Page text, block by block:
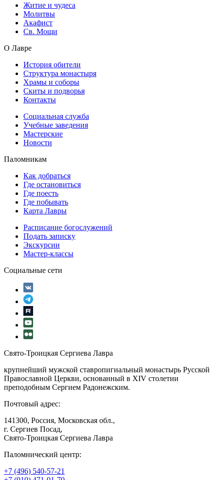
Житие и чудеса
Молитвы
Акафист
Св. Мощи
О Лавре
История обители
Структура монастыря
Храмы и соборы
Скиты и подворья
Контакты
Социальная служба
Учебные заведения
Мастерские
Новости
Паломникам
Как добраться
Где остановиться
Где поесть
Где побывать
Карта Лавры
Расписание богослужений
Подать записку
Экскурсии
Мастер-классы
Социальные сети
Свято-Троицкая Сергиева Лавра
крупнейший мужской ставропигиальный монастырь Русской
Православной Церкви, основанный в XIV столетии
преподобным Сергием Радонежским.
Почтовый адрес:
141300, Россия, Московская обл.,
г. Сергиев Посад,
Свято-Троицкая Сергиева Лавра
Паломнический центр:
+7 (496) 540-57-21